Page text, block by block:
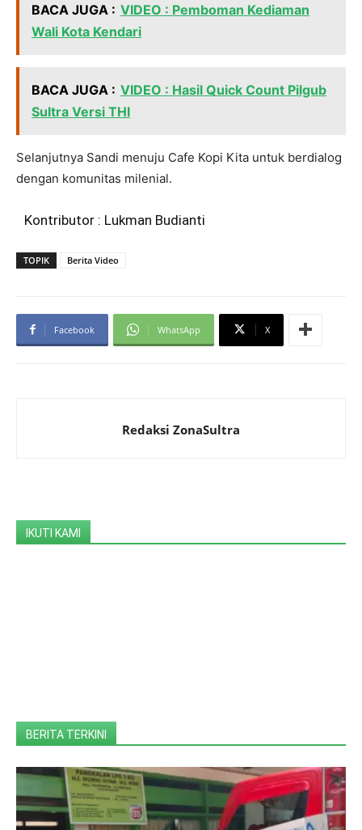
BACA JUGA : VIDEO : Pemboman Kediaman
Wali Kota Kendari
BACA JUGA : VIDEO : Hasil Quick Count Pilgub
Sultra Versi THI
Selanjutnya Sandi menuju Cafe Kopi Kita untuk berdialog
dengan komunitas milenial.
Kontributor : Lukman Budianti
TOPIK Berita Video
Facebook WhatsApp X
Redaksi ZonaSultra
IKUTI KAMI
BERITA TERKINI